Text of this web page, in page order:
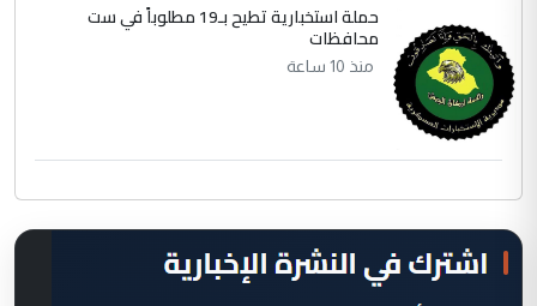
حملة استخبارية تطيح بـ19 مطلوباً في ست
محافظات
منذ 10 ساعة